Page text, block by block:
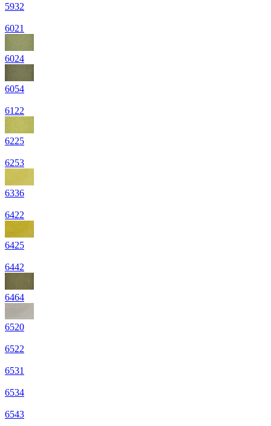
5932
6021
6024
6054
6122
6225
6253
6336
6422
6425
6442
6464
6520
6522
6531
6534
6543